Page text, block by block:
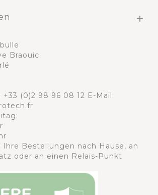

Braouic
+33 (0)2 98 96 08 12 E-Mail:
Ihre Bestellungen nach Hause, an
oder an einen Relais-Punkt